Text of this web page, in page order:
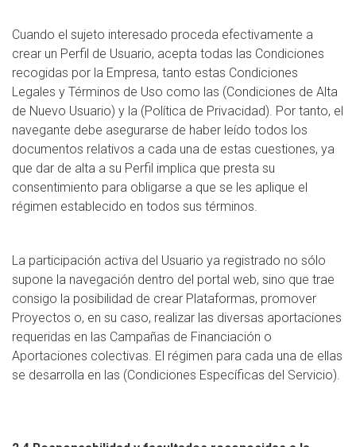
Cuando el sujeto interesado proceda efectivamente a
crear un Perfil de Usuario, acepta todas las Condiciones
recogidas por la Empresa, tanto estas Condiciones
Legales y Términos de Uso como las (Condiciones de Alta
de Nuevo Usuario) y la (Política de Privacidad). Por tanto, el
navegante debe asegurarse de haber leído todos los
documentos relativos a cada una de estas cuestiones, ya
que dar de alta a su Perfil implica que presta su
consentimiento para obligarse a que se les aplique el
régimen establecido en todos sus términos.
La participación activa del Usuario ya registrado no sólo
supone la navegación dentro del portal web, sino que trae
consigo la posibilidad de crear Plataformas, promover
Proyectos o, en su caso, realizar las diversas aportaciones
requeridas en las Campañas de Financiación o
Aportaciones colectivas. El régimen para cada una de ellas
se desarrolla en las (Condiciones Específicas del Servicio).